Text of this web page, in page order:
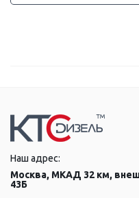
Наш адрес:
Москва, МКАД 32 км,
43Б